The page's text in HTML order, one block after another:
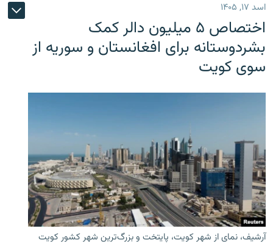
اسد ۱۷, ۱۴۰۵
اختصاص ۵ میلیون دالر کمک
بشردوستانه برای افغانستان و سوریه از
سوی کویت
آرشیف، نمای از شهر کویت، پایتخت و بزرگ‌ترین شهر کشور کویت